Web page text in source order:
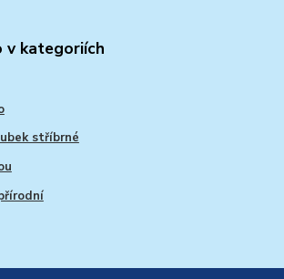
v kategoriích
stříbrné